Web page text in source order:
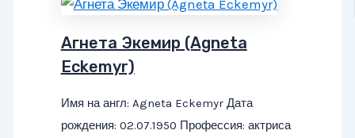
Агнета Экемир (Agneta
Eckemyr)
Имя на англ: Agneta Eckemyr Дата
рождения: 02.07.1950 Профессия: актриса